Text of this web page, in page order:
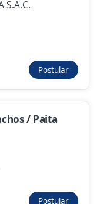
Avísame
S.A.C.
Postular
/ Paita
Postular